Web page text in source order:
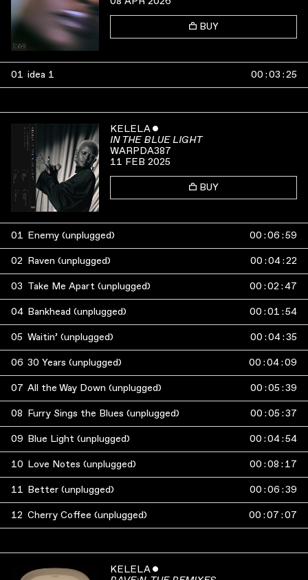
BUY
01 idea 1 00 :03 :25
KELELAˇ
IN THE BLUE LIGHT
WARPDA387
11 FEB 2025
BUY
01 Enemy (unplugged) 00 :06 :59
02 Raven (unplugged) 00 :04:22
03 Take Me Apart (unplugged) 00 :02 :47
04 Bankhead (unplugged) 00 :01 :54
05 Waitin’ (unplugged) 00 :04:35
06 30 Years (unplugged) 00 :04:09
07 All the Way Down (unplugged) 00 :05 :39
08 Furry Sings the Blues (unplugged) 00 :05 :37
09 Blue Light (unplugged) 00 :04:54
10 Love Notes (unplugged) 00 :08 : 17
11 Better (unplugged) 00 :06 :39
12 Cherry Coffee (unplugged) 00 :07 :07
KELELAˇ